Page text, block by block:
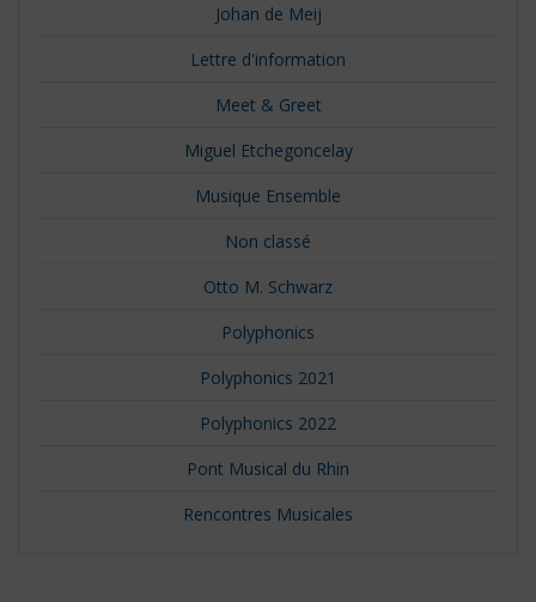
Johan de Meij
Lettre d'information
Meet & Greet
Miguel Etchegoncelay
Musique Ensemble
Non classé
Otto M. Schwarz
Polyphonics
Polyphonics 2021
Polyphonics 2022
Pont Musical du Rhin
Rencontres Musicales